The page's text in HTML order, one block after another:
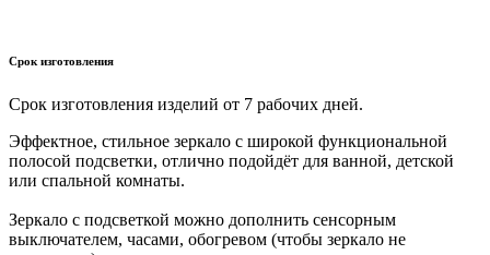
Срок изготовления
Срок изготовления изделий от 7 рабочих дней.
Эффектное, стильное зеркало с широкой функциональной
полосой подсветки, отлично подойдёт для ванной, детской
или спальной комнаты.
Зеркало с подсветкой можно дополнить сенсорным
выключателем, часами, обогревом (чтобы зеркало не